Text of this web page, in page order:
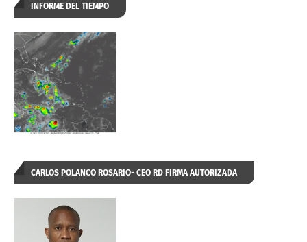
INFORME DEL TIEMPO
CARLOS POLANCO ROSARIO- CEO RD FIRMA AUTORIZADA